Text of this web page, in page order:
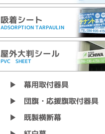
吸着シート
ADSORPTION TARPAULIN
屋外大判シール
PVC SHEET
▶ 幕用取付器具
▶ 団旗・応援旗取付器具
▶ 既製横断幕